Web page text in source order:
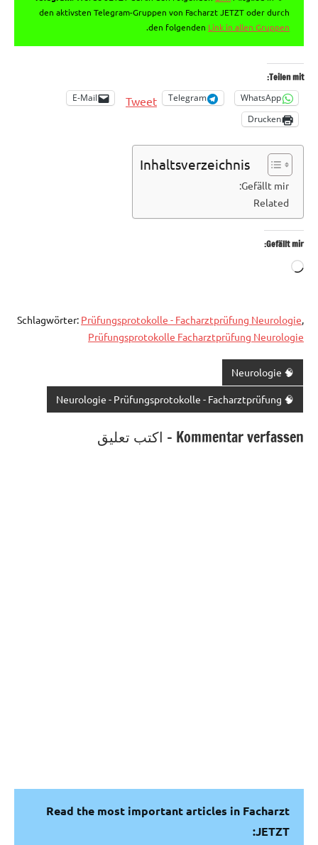
den aktivsten Telegram-Gruppen von Facharzt JETZT oder durch
den folgenden Link in allen Gruppen
.
Teilen mit:
WhatsApp
Telegram
Tweet
E-Mail
Drucken
Inhaltsverzeichnis
Gefällt mir:
Related
Gefällt mir:
Wird
Schlagwörter: Prüfungsprotokolle - Facharztprüfung Neurologie,
Prüfungsprotokolle Facharztprüfung Neurologie
🧠 Neurologie
🧠 Neurologie - Prüfungsprotokolle - Facharztprüfung
Kommentar verfassen - اكتب تعليق
Read the most important articles in Facharzt
JETZT: